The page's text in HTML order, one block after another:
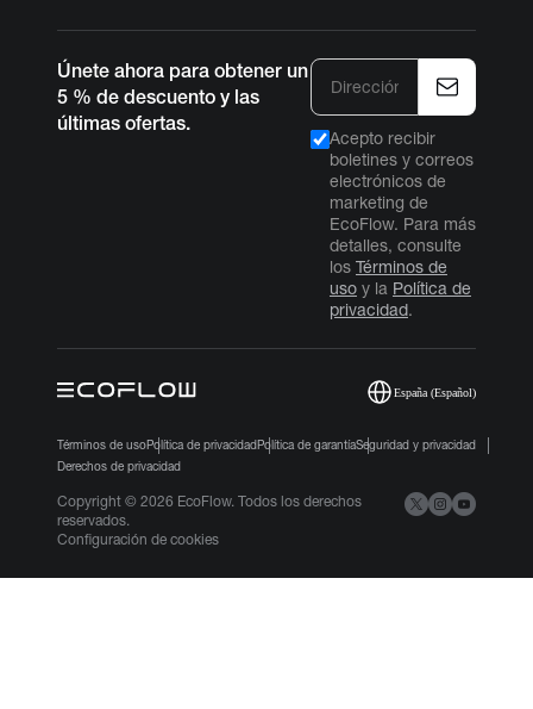
United States(English)
Únete ahora para obtener un
5 % de descuento y las
últimas ofertas.
Acepto recibir
boletines y correos
electrónicos de
marketing de
EcoFlow. Para más
detalles, consulte
los Términos de
usoy la Política de
privacidad.
España (Español)
Términos de usoPolítica de privacidadPolítica de garantíaSeguridad y privacidad
Derechos de privacidad
Copyright © 2026 EcoFlow. Todos los derechos
reservados.
Configuración de cookies